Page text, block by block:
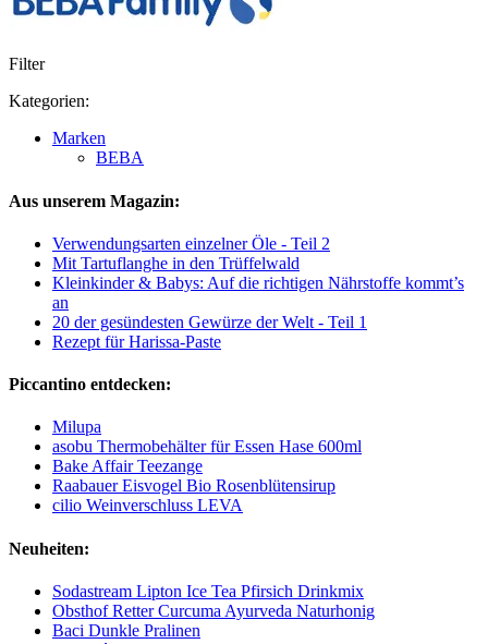
Filter
Kategorien:
Marken
BEBA
Aus unserem Magazin:
Verwendungsarten einzelner Öle - Teil 2
Mit Tartuflanghe in den Trüffelwald
Kleinkinder & Babys: Auf die richtigen Nährstoffe kommt’s
an
20 der gesündesten Gewürze der Welt - Teil 1
Rezept für Harissa-Paste
Piccantino entdecken:
Milupa
asobu Thermobehälter für Essen Hase 600ml
Bake Affair Teezange
Raabauer Eisvogel Bio Rosenblütensirup
cilio Weinverschluss LEVA
Neuheiten:
Sodastream Lipton Ice Tea Pfirsich Drinkmix
Obsthof Retter Curcuma Ayurveda Naturhonig
Baci Dunkle Pralinen